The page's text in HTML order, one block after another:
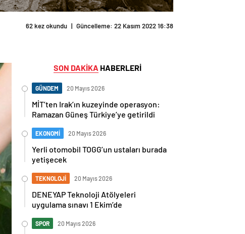
62 kez okundu | Güncelleme: 22 Kasım 2022 16:38
SON DAKİKA HABERLERİ
GÜNDEM 20 Mayıs 2026
MİT’ten Irak’ın kuzeyinde operasyon:
Ramazan Güneş Türkiye’ye getirildi
EKONOMİ 20 Mayıs 2026
Yerli otomobil TOGG’un ustaları burada
yetişecek
TEKNOLOJİ 20 Mayıs 2026
DENEYAP Teknoloji Atölyeleri
uygulama sınavı 1 Ekim’de
SPOR 20 Mayıs 2026